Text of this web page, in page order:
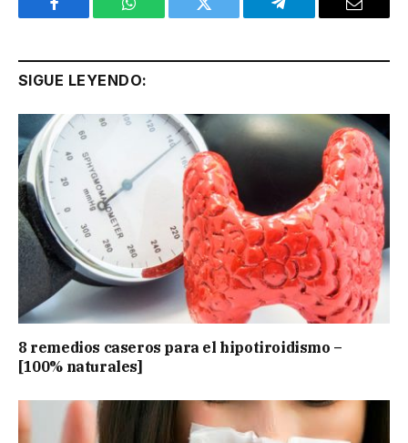
Facebook WhatsApp Twitter Telegram Email
SIGUE LEYENDO:
8 remedios caseros para el hipotiroidismo –
[100% naturales]